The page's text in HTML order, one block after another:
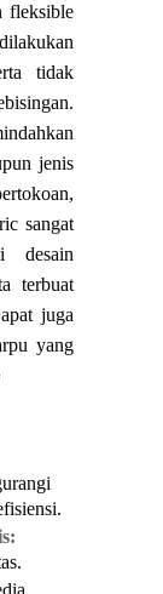
fleksible
tidak
jenis
sangat
desain
terbuat
juga
yang